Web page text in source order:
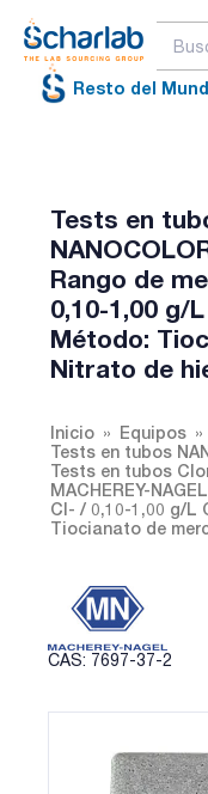
Resto del
Tests en
Rango de
0,10-1,00 g/
Método:
Nitrato de
Inicio Equipos
Tests en tubos
Tests en tubos
MACHEREY-
Cl- / 0,10-1,00 g/L
Tiocianato de
CAS: 7697-37-2